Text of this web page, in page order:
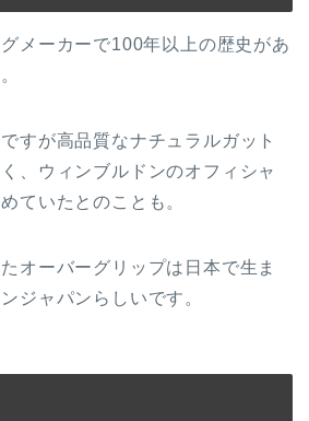
メーカーで100年以上の歴史があ
すが高品質なナチュラルガット
、ウィンブルドンのオフィシャ
ていたとのことも。
オーバーグリップは日本で生ま
ジャパンらしいです。